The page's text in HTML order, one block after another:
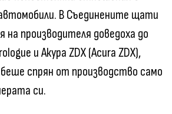
В Съединените щати
на производителя доведоха до
и Акура ZDX (Acura ZDX),
спрян от производство само
си.